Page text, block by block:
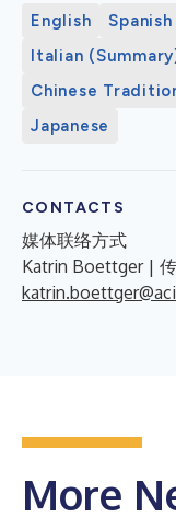
English Spanish
Italian
Chinese
Japanese
CONTACTS
媒体联络方式
Katrin Boettger |
More